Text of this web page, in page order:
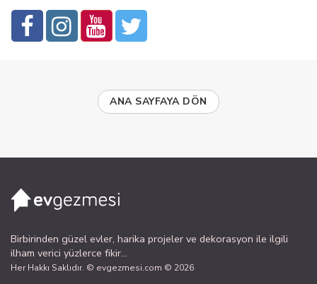
ANA SAYFAYA DÖN
Birbirinden güzel evler, harika projeler ve dekorasyon ile ilgili
ilham verici yüzlerce fikir...
Her Hakkı Saklıdır. © evgezmesi.com © 2026